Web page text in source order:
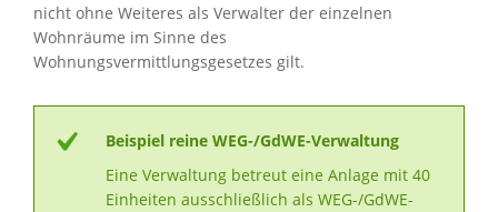
nicht ohne Weiteres als Verwalter der einzelnen
Wohnräume im Sinne des
Wohnungsvermittlungsgesetzes gilt.
Beispiel reine WEG-/GdWE-Verwaltung
Eine Verwaltung betreut eine Anlage mit 40
Einheiten ausschließlich als WEG-/GdWE-